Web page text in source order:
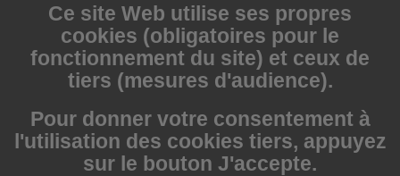
Ce site Web utilise ses propres
cookies (obligatoires pour le
fonctionnement du site) et ceux de
tiers (mesures d'audience).
Pour donner votre consentement à
l'utilisation des cookies tiers, appuyez
sur le bouton J'accepte.